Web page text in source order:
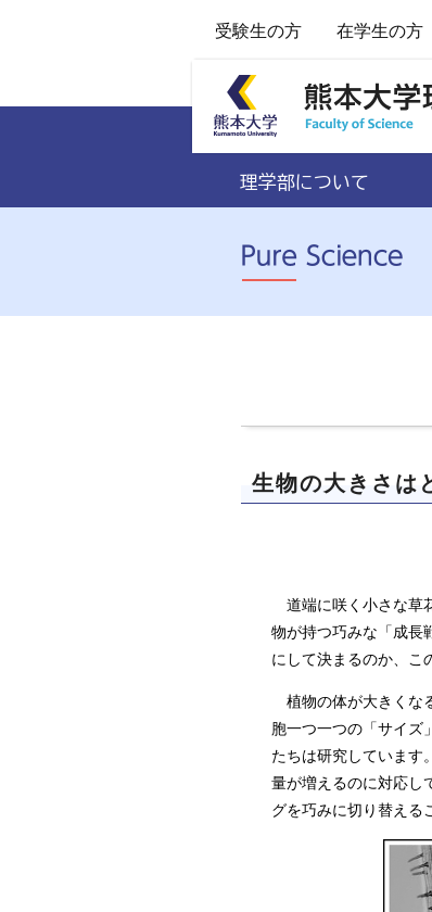
受験生の方 在学生の方
理学部について
生物の大きさは
道端に咲く小さな草
物が持つ巧みな「成長
にして決まるのか、こ
植物の体が大きくな
胞一つ一つの「サイズ
たちは研究しています
量が増えるのに対応し
グを巧みに切り替える